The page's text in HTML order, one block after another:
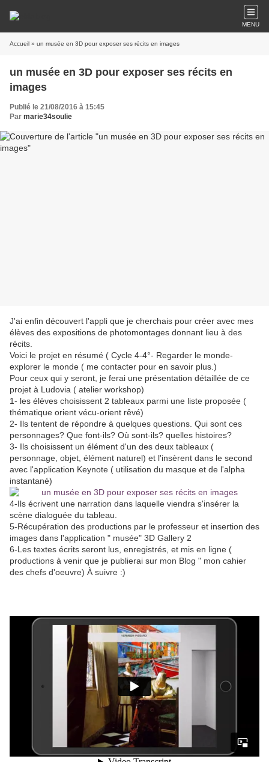
MENU
Accueil » un musée en 3D pour exposer ses récits en images
un musée en 3D pour exposer ses récits en
images
Publié le 21/08/2016 à 15:45
Par marie34soulie
J'ai enfin découvert l'appli que je cherchais pour créer avec mes
élèves des expositions de photomontages donnant lieu à des
récits.
Voici le projet en résumé ( Cycle 4-4°- Regarder le monde-
explorer le monde ( me contacter pour en savoir plus.)
Pour ceux qui y seront, je ferai une présentation détaillée de ce
projet à Ludovia ( atelier workshop)
1- les élèves choisissent 2 tableaux parmi une liste proposée (
thématique orient vécu-orient rêvé)
2- Ils tentent de répondre à quelques questions. Qui sont ces
personnages? Que font-ils? Où sont-ils? quelles histoires?
3- Ils choisissent un élément d'un des deux tableaux (
personnage, objet, élément naturel) et l'insèrent dans le second
avec l'application Keynote ( utilisation du masque et de l'alpha
instantané)
4-Ils écrivent une narration dans laquelle viendra s'insérer la
scène dialoguée du tableau.
5-Récupération des productions par le professeur et insertion des
images dans l'application " musée" 3D Gallery 2
6-Les textes écrits seront lus, enregistrés, et mis en ligne (
productions à venir que je publierai sur mon Blog " mon cahier
des chefs d'oeuvre) À suivre :)